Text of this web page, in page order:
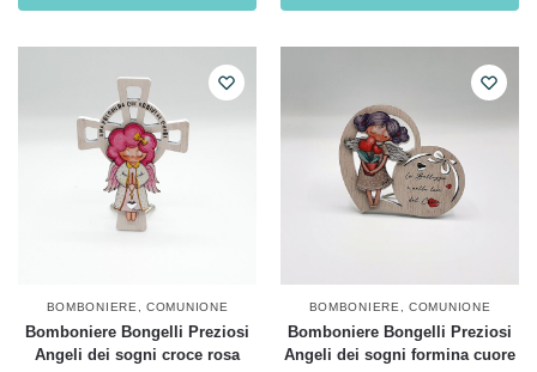
BOMBONIERE ,COMUNIONE
Bomboniere Bongelli Preziosi
Angeli dei sogni croce rosa
BOMBONIERE ,COMUNIONE
Bomboniere Bongelli Preziosi
Angeli dei sogni formina cuore